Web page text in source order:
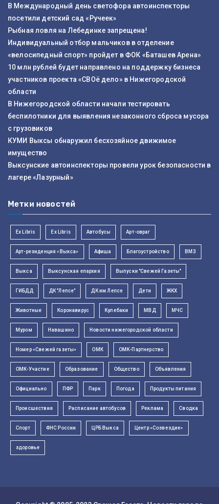
В Международный день светофора автоинспекторы
посетили детский сад «Ручеек»
Рыбная ловля на Лебединке запрещена!
Индивидуальный отбор мальчиков в отделение
«велосипедный спорт» пройдет в ФОК «Баташев Арена»
10 млн рублей будет направлено на поддержку бизнеса
участников проекта «СВОё дело» в Нижегородской
области
В Нижегородской области начали тестировать
беспилотники для выявления незаконного сброса мусора
с грузовиков
КУМИ Выксы обнаружил бесхозяйное движимое
имущество
Выксунские автоинспекторы провели урок безопасности в
лагере «Лазурный»
Метки новостей
Ex Libris Ex Libris Автобусы Арт-овраг
Арт-резиденция «Выкса» Афиша Благоустройство ВМЗ
Выкса Выксунская епархия Выпуски "Свежей Газеты"
ГИБДД ДК "Лепсе" ДК им Лепсе Дети ЖКХ
Животные Коронавирус Кулебаки МВД МЧС
Муром Навашино Новости нижегородской области
Номер «Свежей газеты» ОМК ОМК-Партнерство
ОМК-Участие Образование Общество Объявления
Официально ПФР Парк Погода Продукты питания
Происшествия Расписание автобусов Реклама Сводка
Спорт ФНС России ЦРБ Выкса Центр «Созвездие»
здоровье